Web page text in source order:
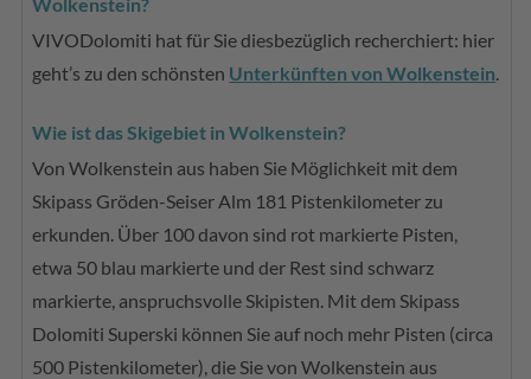
VIVODolomiti hat für Sie diesbezüglich recherchiert: hier
geht’s zu den schönsten Unterkünften von Wolkenstein
Wie ist das Skigebiet in Wolkenstein?
Von Wolkenstein aus haben Sie Möglichkeit mit dem
Skipass Gröden-Seiser Alm 181 Pistenkilometer zu
erkunden. Über 100 davon sind rot markierte Pisten,
etwa 50 blau markierte und der Rest sind schwarz
markierte, anspruchsvolle Skipisten. Mit dem Skipass
Dolomiti Superski können Sie auf noch mehr Pisten (circa
500 Pistenkilometer), die Sie von Wolkenstein aus